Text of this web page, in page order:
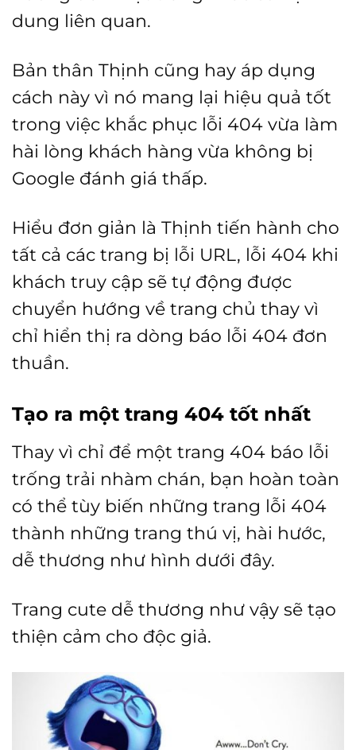
dung liên quan.
Bản thân Thịnh cũng hay áp dụng
cách này vì nó mang lại hiệu quả tốt
trong việc khắc phục lỗi 404 vừa làm
hài lòng khách hàng vừa không bị
Google đánh giá thấp.
Hiểu đơn giản là Thịnh tiến hành cho
tất cả các trang bị lỗi URL, lỗi 404 khi
khách truy cập sẽ tự động được
chuyển hướng về trang chủ thay vì
chỉ hiển thị ra dòng báo lỗi 404 đơn
thuần.
Tạo ra một trang 404 tốt nhất
Thay vì chỉ để một trang 404 báo lỗi
trống trải nhàm chán, bạn hoàn toàn
có thể tùy biến những trang lỗi 404
thành những trang thú vị, hài hước,
dễ thương như hình dưới đây.
Trang cute dễ thương như vậy sẽ tạo
thiện cảm cho độc giả.